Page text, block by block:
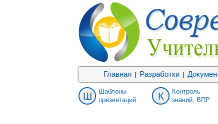
Главная Разработки
Ш
Шаблоны
презентаций
К
Контроль
знаний, ВПР